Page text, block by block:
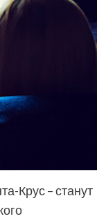
Крус – станут